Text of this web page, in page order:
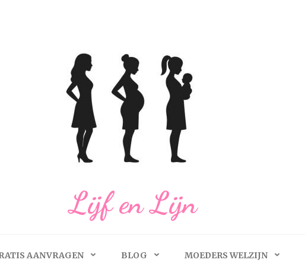
Lijf en Lijn
AANVRAGEN BLOG MOEDERS WELZIJN